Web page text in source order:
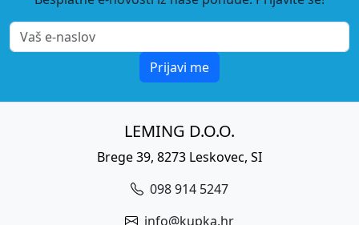
Prijavi me
LEMING D.O.O.
Brege 39, 8273 Leskovec, SI
098 914 5247
info@kupka.hr